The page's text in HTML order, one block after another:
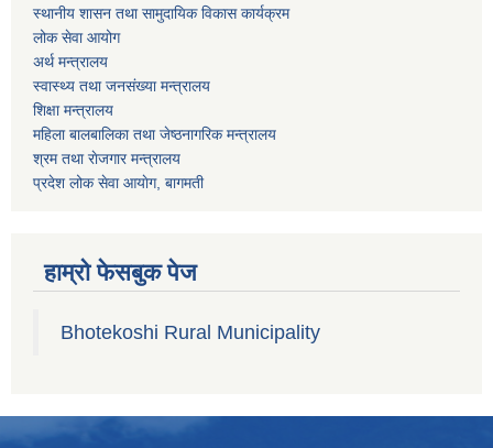
स्थानीय शासन तथा सामुदायिक विकास कार्यक्रम
लोक सेवा आयोग
अर्थ मन्त्रालय
स्वास्थ्य तथा जनस‌ंख्या मन्त्रालय
शिक्षा मन्त्रालय
महिला बालबालिका तथा जेष्ठनागरिक मन्त्रालय
श्रम तथा राेजगार मन्त्रालय
प्रदेश लोक सेवा आयाेग, बागमती
हाम्रो फेसबुक पेज
Bhotekoshi Rural Municipality